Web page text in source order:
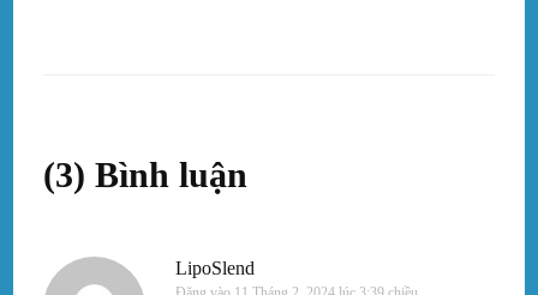
(3) Bình luận
LipoSlend